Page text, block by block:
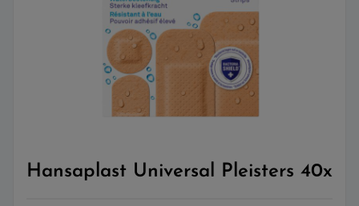
Hansaplast Universal Pleisters 40x